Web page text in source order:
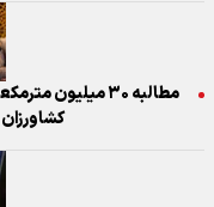
مطالبه ۳۰